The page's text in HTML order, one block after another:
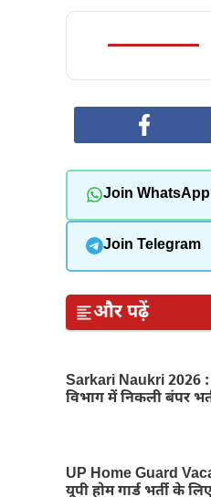
Join WhatsApp
Join Telegram
और पढ़ें
Sarkari Naukri 2026 :
विभाग में निकली बंपर
UP Home Guard
यूपी होम गार्ड भर्ती के